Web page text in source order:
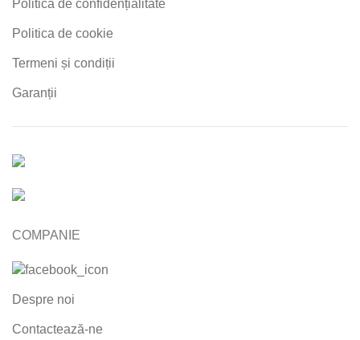
Politica de confidențialitate
Politica de cookie
Termeni și condiții
Garanții
COMPANIE
Despre noi
Contactează-ne